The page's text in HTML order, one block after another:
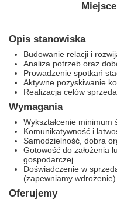
Opis stanowiska
Budowanie relacji i
Analiza potrzeb oraz
Prowadzenie spotkań
Aktywne pozyskiwanie
Realizacja celów
Wymagania
Wykształcenie
Komunikatywność i
Samodzielność, dobra
Gotowość do założenia
gospodarczej
Doświadczenie w
(zapewniamy wdrożenie)
Oferujemy